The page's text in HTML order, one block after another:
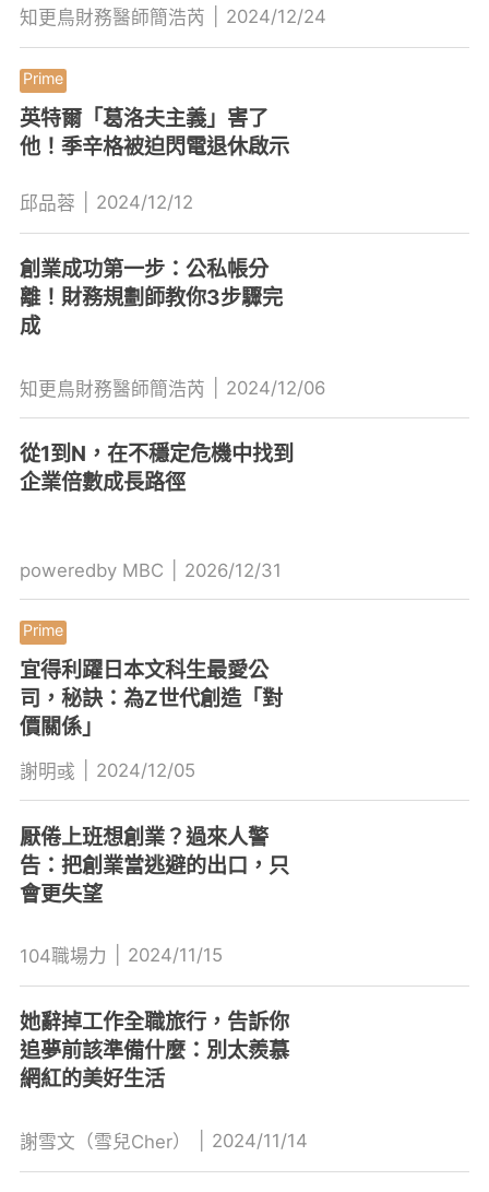
知更鳥財務醫師簡浩芮 2024/12/24
英特爾「葛洛夫主義」害了
他！季辛格被迫閃電退休啟示
邱品蓉 2024/12/12
創業成功第一步：公私帳分
離！財務規劃師教你3步驟完
成
知更鳥財務醫師簡浩芮 2024/12/06
從1到N，在不穩定危機中找到
企業倍數成長路徑
poweredby MBC 2026/12/31
宜得利躍日本文科生最愛公
司，秘訣：為Z世代創造「對
價關係」
謝明彧 2024/12/05
厭倦上班想創業？過來人警
告：把創業當逃避的出口，只
會更失望
104職場力 2024/11/15
她辭掉工作全職旅行，告訴你
追夢前該準備什麼：別太羨慕
網紅的美好生活
謝雪文（雪兒Cher） 2024/11/14